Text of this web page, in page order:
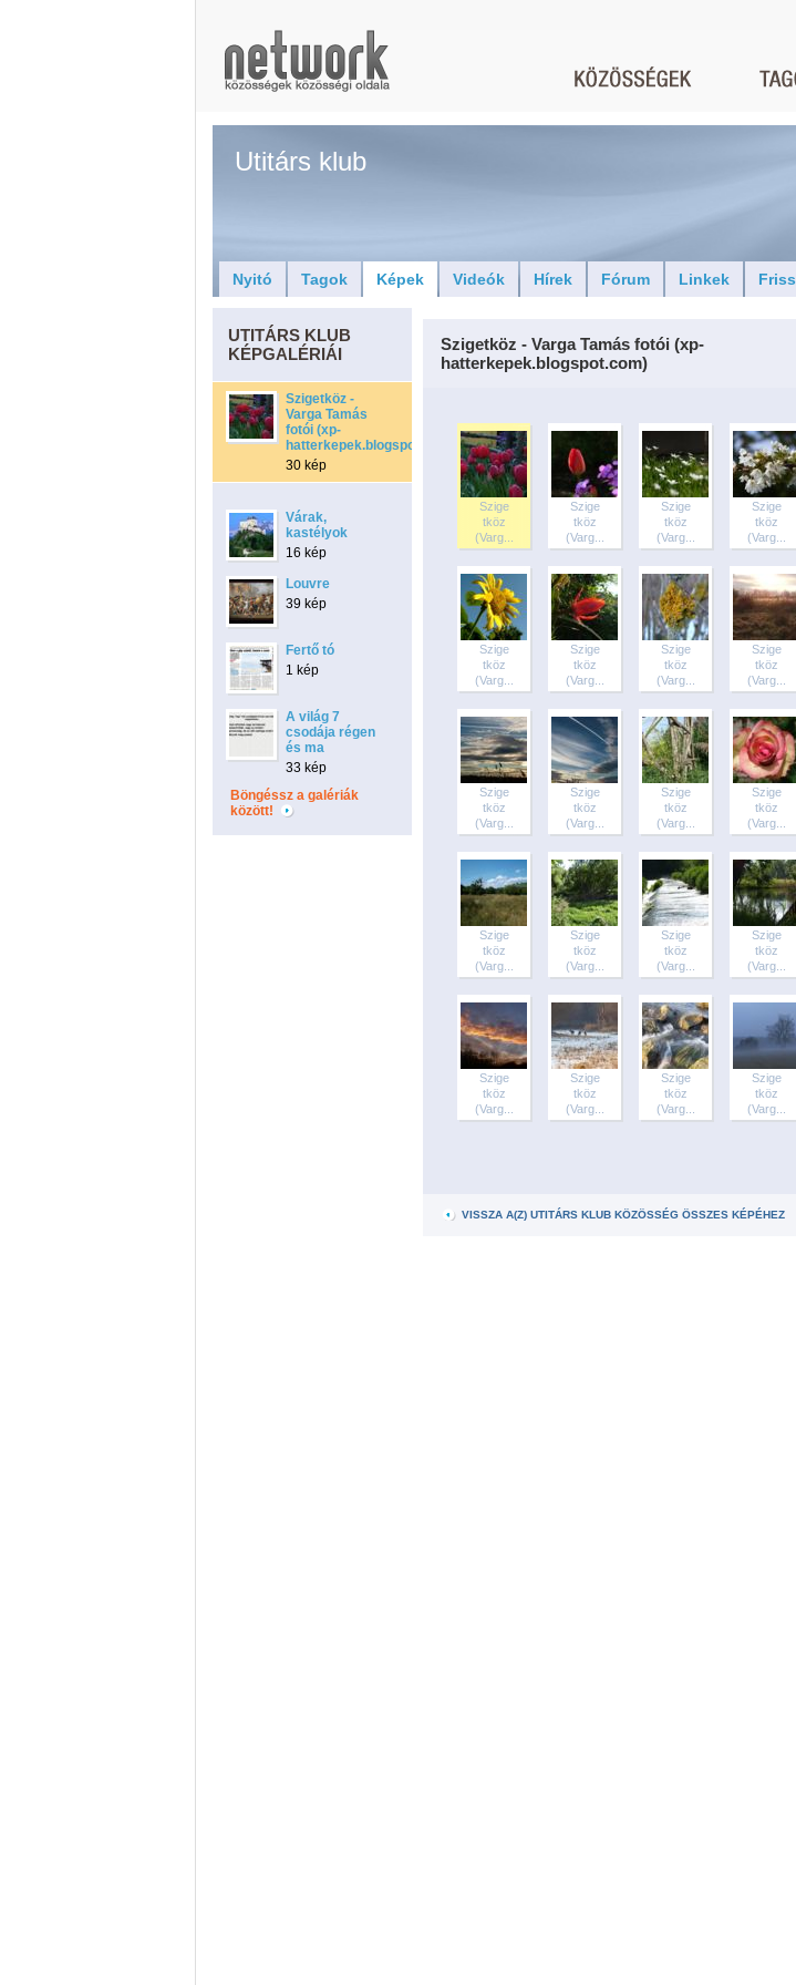
Utitárs klub
Nyitó Tagok Képek Videók Hírek Fórum Linkek Friss
UTITÁRS KLUB
KÉPGALÉRIÁI
Szigetköz -
Varga Tamás
fotói (xp-
hatterkepek.blogspot.com)
30 kép
Várak,
kastélyok
16 kép
Louvre
39 kép
Fertő tó
1 kép
A világ 7
csodája régen
és ma
33 kép
Böngéssz a galériák
között!
Szigetköz - Varga Tamás fotói (xp-
hatterkepek.blogspot.com)
Szige
tköz
(Varg...
Szige
tköz
(Varg...
Szige
tköz
(Varg...
Szige
tköz
(Varg...
Szige
tköz
(Varg...
Szige
tköz
(Varg...
Szige
tköz
(Varg...
Szige
tköz
(Varg...
Szige
tköz
(Varg...
Szige
tköz
(Varg...
Szige
tköz
(Varg...
Szige
tköz
(Varg...
Szige
tköz
(Varg...
Szige
tköz
(Varg...
Szige
tköz
(Varg...
Szige
tköz
(Varg...
Szige
tköz
(Varg...
Szige
tköz
(Varg...
Szige
tköz
(Varg...
Szige
tköz
(Varg...
VISSZA A(Z) UTITÁRS KLUB KÖZÖSSÉG ÖSSZES KÉPÉHEZ